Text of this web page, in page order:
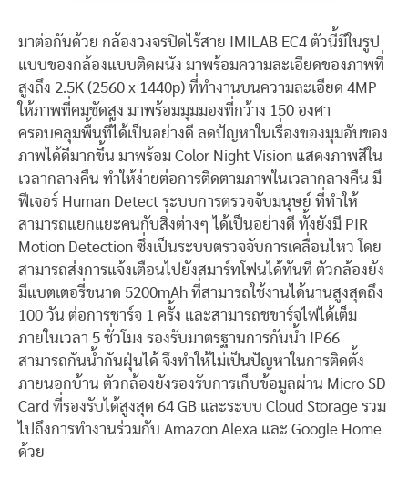
มาต่อกันด้วย กล้องวงจรปิดไร้สาย IMILAB EC4 ตัวนี้มีในรูป
แบบของกล้องแบบติดผนัง มาพร้อมความละเอียดของภาพที่
สูงถึง 2.5K (2560 x 1440p) ที่ทำงานบนความละเอียด 4MP
ให้ภาพที่คมชัดสูง มาพร้อมมุมมองที่กว้าง 150 องศา
ครอบคลุมพื้นที่ได้เป็นอย่างดี ลดปัญหาในเรื่องของมุมอับของ
ภาพได้ดีมากขึ้น มาพร้อม Color Night Vision แสดงภาพสีใน
เวลากลางคืน ทำให้ง่ายต่อการติดตามภาพในเวลากลางคืน มี
ฟีเจอร์ Human Detect ระบบการตรวจจับมนุษย์ ที่ทำให้
สามารถแยกแยะคนกับสิ่งต่างๆ ได้เป็นอย่างดี ทั้งยังมี PIR
Motion Detection ซึ่งเป็นระบบตรวจจับการเคลื่อนไหว โดย
สามารถส่งการแจ้งเตือนไปยังสมาร์ทโฟนได้ทันที ตัวกล้องยัง
มีแบตเตอรี่ขนาด 5200mAh ที่สามารถใช้งานได้นานสูงสุดถึง
100 วัน ต่อการชาร์จ 1 ครั้ง และสามารถชขาร์จไฟได้เต็ม
ภายในเวลา 5 ชั่วโมง รองรับมาตรฐานการกันน้ำ IP66
สามารถกันน้ำกันฝุ่นได้ จึงทำให้ไม่เป็นปัญหาในการติดตั้ง
ภายนอกบ้าน ตัวกล้องยังรองรับการเก็บข้อมูลผ่าน Micro SD
Card ที่รองรับได้สูงสุด 64 GB และระบบ Cloud Storage รวม
ไปถึงการทำงานร่วมกับ Amazon Alexa และ Google Home
ด้วย